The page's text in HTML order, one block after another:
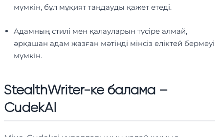
мүмкін, бұл мұқият таңдауды қажет етеді.
Адамның стилі мен қалауларын түсіре алмай,
әрқашан адам жазған мәтінді мінсіз еліктей бермеуі
мүмкін.
StealthWriter-ке балама –
CudekAI